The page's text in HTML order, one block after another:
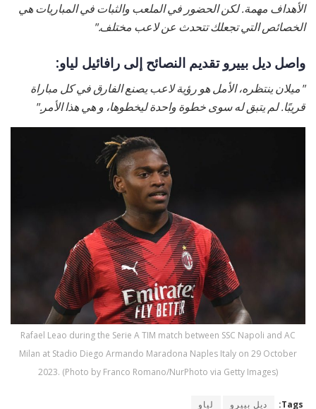
الأهداف مهمة. لكن الحضور في الملعب والثبات في المباريات هي
الخصائص التي تجعلك تتحدث عن لاعب مختلف."
واصل ديل بييرو تقديم النصائح إلى رافائيل لياو:
"ميلان ينتظره، الأمل هو رؤية لاعب يصنع الفارق في كل مباراة
قريبًا. لم يتبق له سوى خطوة واحدة ليخطوها، و هي هذا الأمر."
Rafael Leao during the Serie A TIM match between SSC Napoli and AC
Milan at Stadio Diego Armando Maradona Naples Italy on 29 October
2023. (Photo by Franco Romano/NurPhoto via Getty Images)
Tags: ديل بييرو لياو